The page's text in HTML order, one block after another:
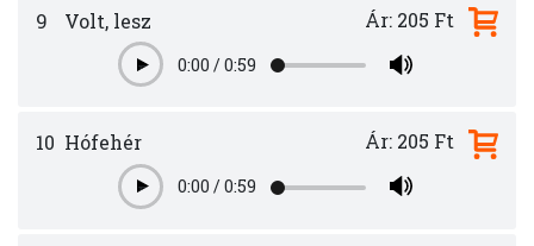
9 Volt, lesz
Play0:00 /0:59
Ár: 205 Ft
10 Hófehér
Play0:00 /0:59
Ár: 205 Ft